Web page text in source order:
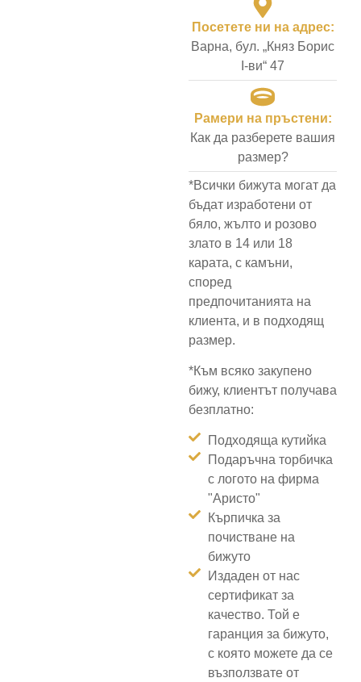
Посетете ни на адрес:
Варна, бул. „Княз Борис
I-ви“ 47
Рамери на пръстени:
Как да разберете вашия
размер?
*Всички бижута могат да
бъдат изработени от
бяло, жълто и розово
злато в 14 или 18
карата, с камъни,
според
предпочитанията на
клиента, и в подходящ
размер.
*Към всяко закупено
бижу, клиентът получава
безплатно:
Подходяща кутийка
Подаръчна торбичка
с логото на фирма
"Аристо"
Кърпичка за
почистване на
бижуто
Издаден от нас
сертификат за
качество. Той е
гаранция за бижуто,
с която можете да се
възползвате от